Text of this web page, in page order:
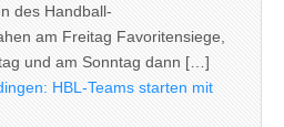
des Handball-
am Freitag Favoritensiege,
und am Sonntag dann […]
HBL-Teams starten mit